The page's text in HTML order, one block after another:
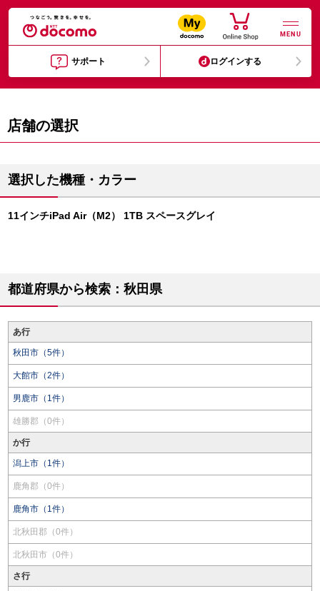
MENU
サポート ログインする
店舗の選択
選択した機種・カラー
11インチiPad Air（M2） 1TB スペースグレイ
都道府県から検索：秋田県
あ行
秋田市（5件）
大館市（2件）
男鹿市（1件）
雄勝郡（0件）
か行
潟上市（1件）
鹿角郡（0件）
鹿角市（1件）
北秋田郡（0件）
北秋田市（0件）
さ行